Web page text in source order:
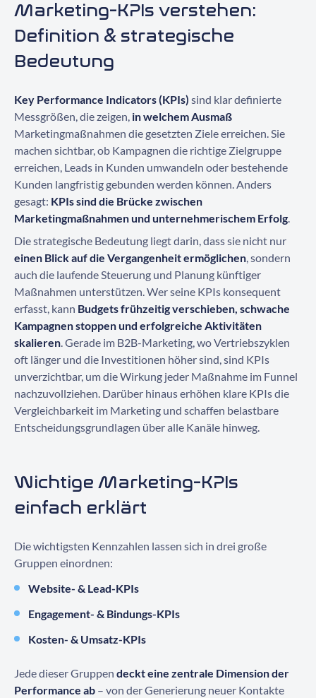
Marketing-KPIs verstehen:
Definition & strategische
Bedeutung
Key Performance Indicators (KPIs) sind klar definierte
Messgrößen, die zeigen, in welchem Ausmaß
Marketingmaßnahmen die gesetzten Ziele erreichen. Sie
machen sichtbar, ob Kampagnen die richtige Zielgruppe
erreichen, Leads in Kunden umwandeln oder bestehende
Kunden langfristig gebunden werden können. Anders
gesagt: KPIs sind die Brücke zwischen
Marketingmaßnahmen und unternehmerischem Erfolg.
Die strategische Bedeutung liegt darin, dass sie nicht nur
einen Blick auf die Vergangenheit ermöglichen, sondern
auch die laufende Steuerung und Planung künftiger
Maßnahmen unterstützen. Wer seine KPIs konsequent
erfasst, kann Budgets frühzeitig verschieben, schwache
Kampagnen stoppen und erfolgreiche Aktivitäten
skalieren. Gerade im B2B-Marketing, wo Vertriebszyklen
oft länger und die Investitionen höher sind, sind KPIs
unverzichtbar, um die Wirkung jeder Maßnahme im Funnel
nachzuvollziehen. Darüber hinaus erhöhen klare KPIs die
Vergleichbarkeit im Marketing und schaffen belastbare
Entscheidungsgrundlagen über alle Kanäle hinweg.
Wichtige Marketing-KPIs
einfach erklärt
Die wichtigsten Kennzahlen lassen sich in drei große
Gruppen einordnen:
Website- & Lead-KPIs
Engagement- & Bindungs-KPIs
Kosten- & Umsatz-KPIs
Jede dieser Gruppen deckt eine zentrale Dimension der
Performance ab – von der Generierung neuer Kontakte